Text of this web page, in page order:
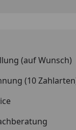
Ihres Motorrads
(auf Wunsch)
(10